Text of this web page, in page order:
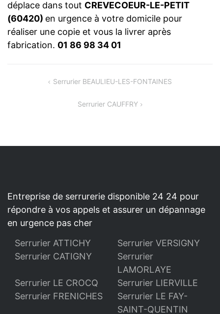
déplace dans tout CREVECOEUR-LE-PETIT
(60420) en urgence à votre domicile pour
réaliser une copie et vous la livrer après
fabrication. 01 86 98 34 01
NAVIGATIONSerrurier BEAULIEU-LES-FONTAINES
Serrurier CAUFFRY
Entreprise de serrurerie disponible 24 24 pour
répondre à vos appels et assurer un dépannage
en urgence pas cher
Serrurier ATTICHY
Serrurier VERSIGNY
Serrurier CATIGNY
Serrurier
LAMORLAYE
Serrurier LE CROCQ
Serrurier LIERVILLE
Serrurier FRENICHES
Serrurier LE FAY-
SAINT-QUENTIN